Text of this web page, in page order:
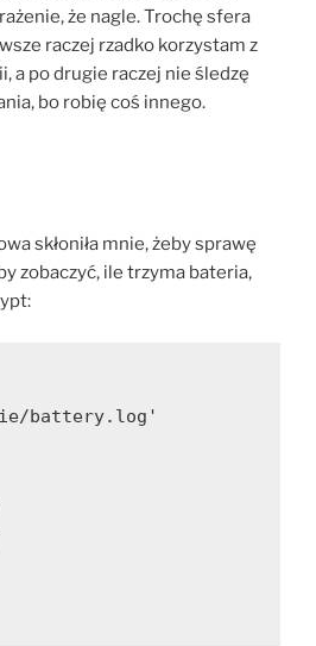
że nagle. Trochę sfera
raczej rzadko korzystam z
a po drugie raczej nie śledzę
bo robię coś innego.
skłoniła mnie, żeby sprawę
zobaczyć, ile trzyma bateria,
battery.log'